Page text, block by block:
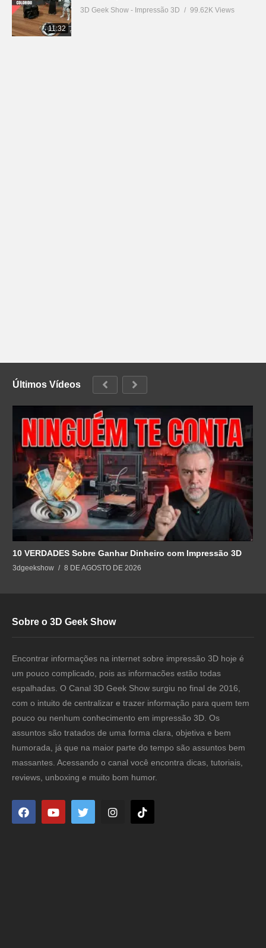
11:32
3D Geek Show - Impressão 3D 99.62K Views
Últimos Vídeos
10 VERDADES Sobre Ganhar Dinheiro com Impressão 3D
3dgeekshow 8 DE AGOSTO DE 2026
Sobre o 3D Geek Show
Encontrar informações na internet sobre impressão 3D hoje é
um pouco complicado, pois as informacões estão todas
espalhadas. O Canal 3D Geek Show surgiu no final de 2016,
com o intuito de centralizar e trazer informação para quem tem
pouco ou nenhum conhecimento em impressão 3D. Os
assuntos são tratados de uma forma clara, objetiva e bem
humorada, já que na maior parte do tempo são assuntos bem
massantes. Acessando o canal você encontra dicas, tutoriais,
reviews, unboxing e muito bom humor.